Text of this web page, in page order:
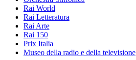
Rai World
Rai Letteratura
Rai Arte
Rai 150
Prix Italia
Museo della radio e della televisione